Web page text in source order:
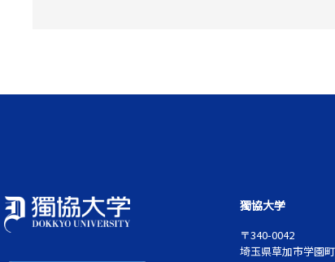
獨協大学
〒340-0042
埼玉県草加市学園